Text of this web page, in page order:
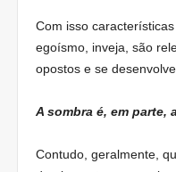
Com isso
egoísmo, inveja, são
opostos e se
A sombra é, em parte,
Contudo, geralmente,